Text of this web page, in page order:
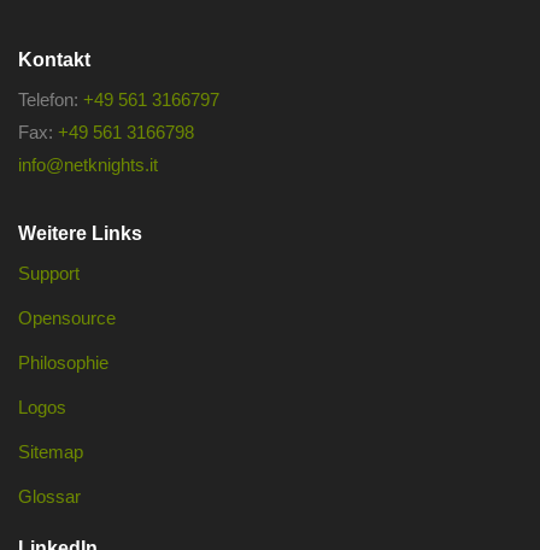
Kontakt
Telefon: +49 561 3166797
Fax: +49 561 3166798
info@netknights.it
Weitere Links
Support
Opensource
Philosophie
Logos
Sitemap
Glossar